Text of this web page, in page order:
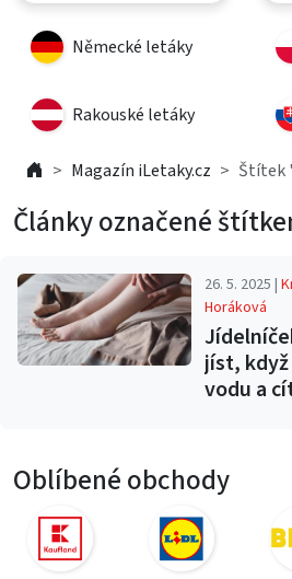
Německé letáky
Rakouské letáky
Magazín iLetaky.cz Štítek
Články označené
26. 5. 2025 |
Horáková
jíst,
vodu a
Oblíbené obchody